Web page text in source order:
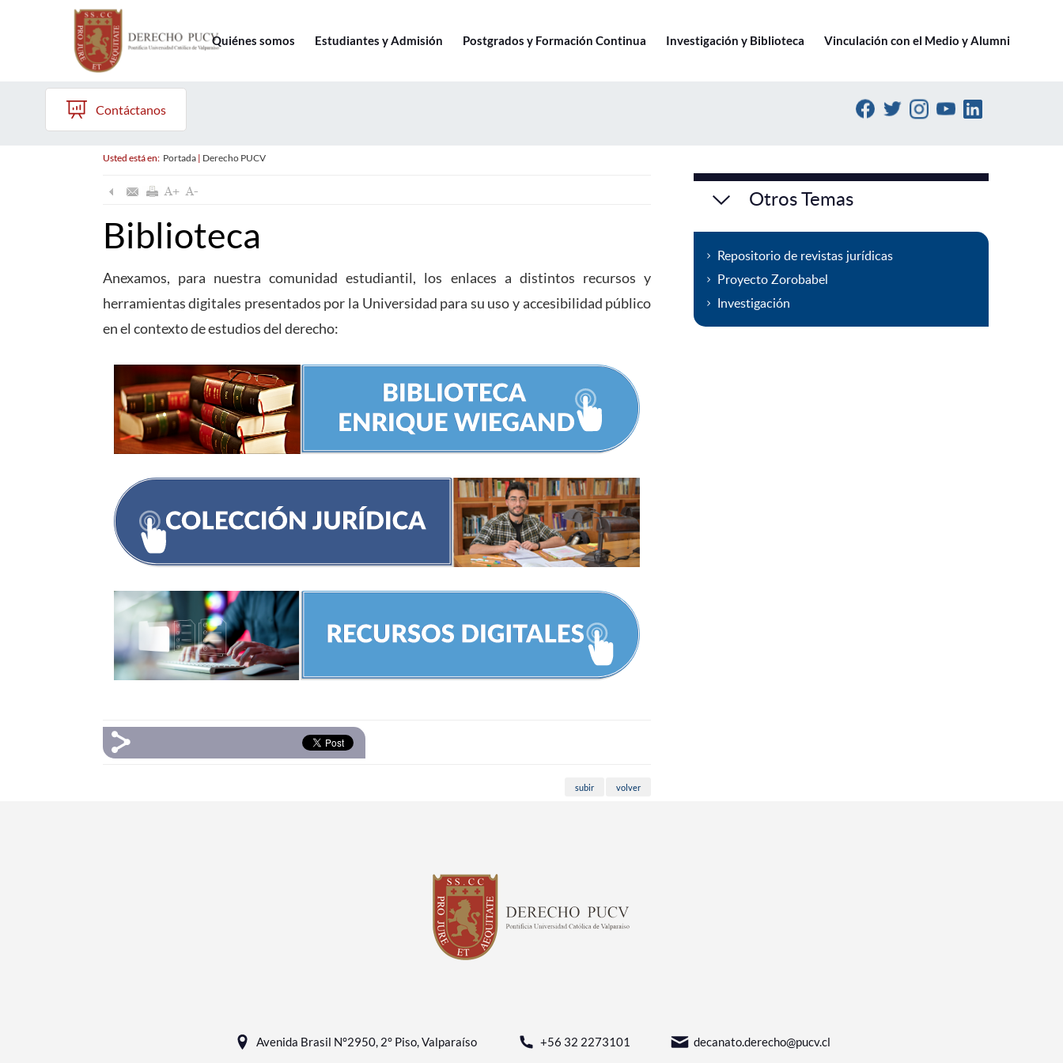
Quiénes somos Estudiantes y Admisión Postgrados y Formación Continua Investigación y Biblioteca Vinculación con el Medio y Alumni
Contáctanos
Usted está en: Portada| Derecho PUCV
Biblioteca
Anexamos, para nuestra comunidad estudiantil, los enlaces a distintos recursos y
herramientas digitales presentados por la Universidad para su uso y accesibilidad público
en el contexto de estudios del derecho:
subir volver
Otros Temas
Repositorio de revistas jurídicas
Proyecto Zorobabel
Investigación
Avenida Brasil N°2950, 2° Piso, Valparaíso +56 32 2273101 decanato.derecho@pucv.cl